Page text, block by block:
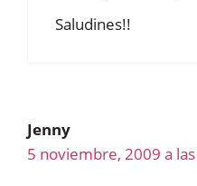
Saludines!!
Jenny
5 noviembre, 2009 a